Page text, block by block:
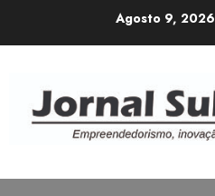
Agosto 9, 2026